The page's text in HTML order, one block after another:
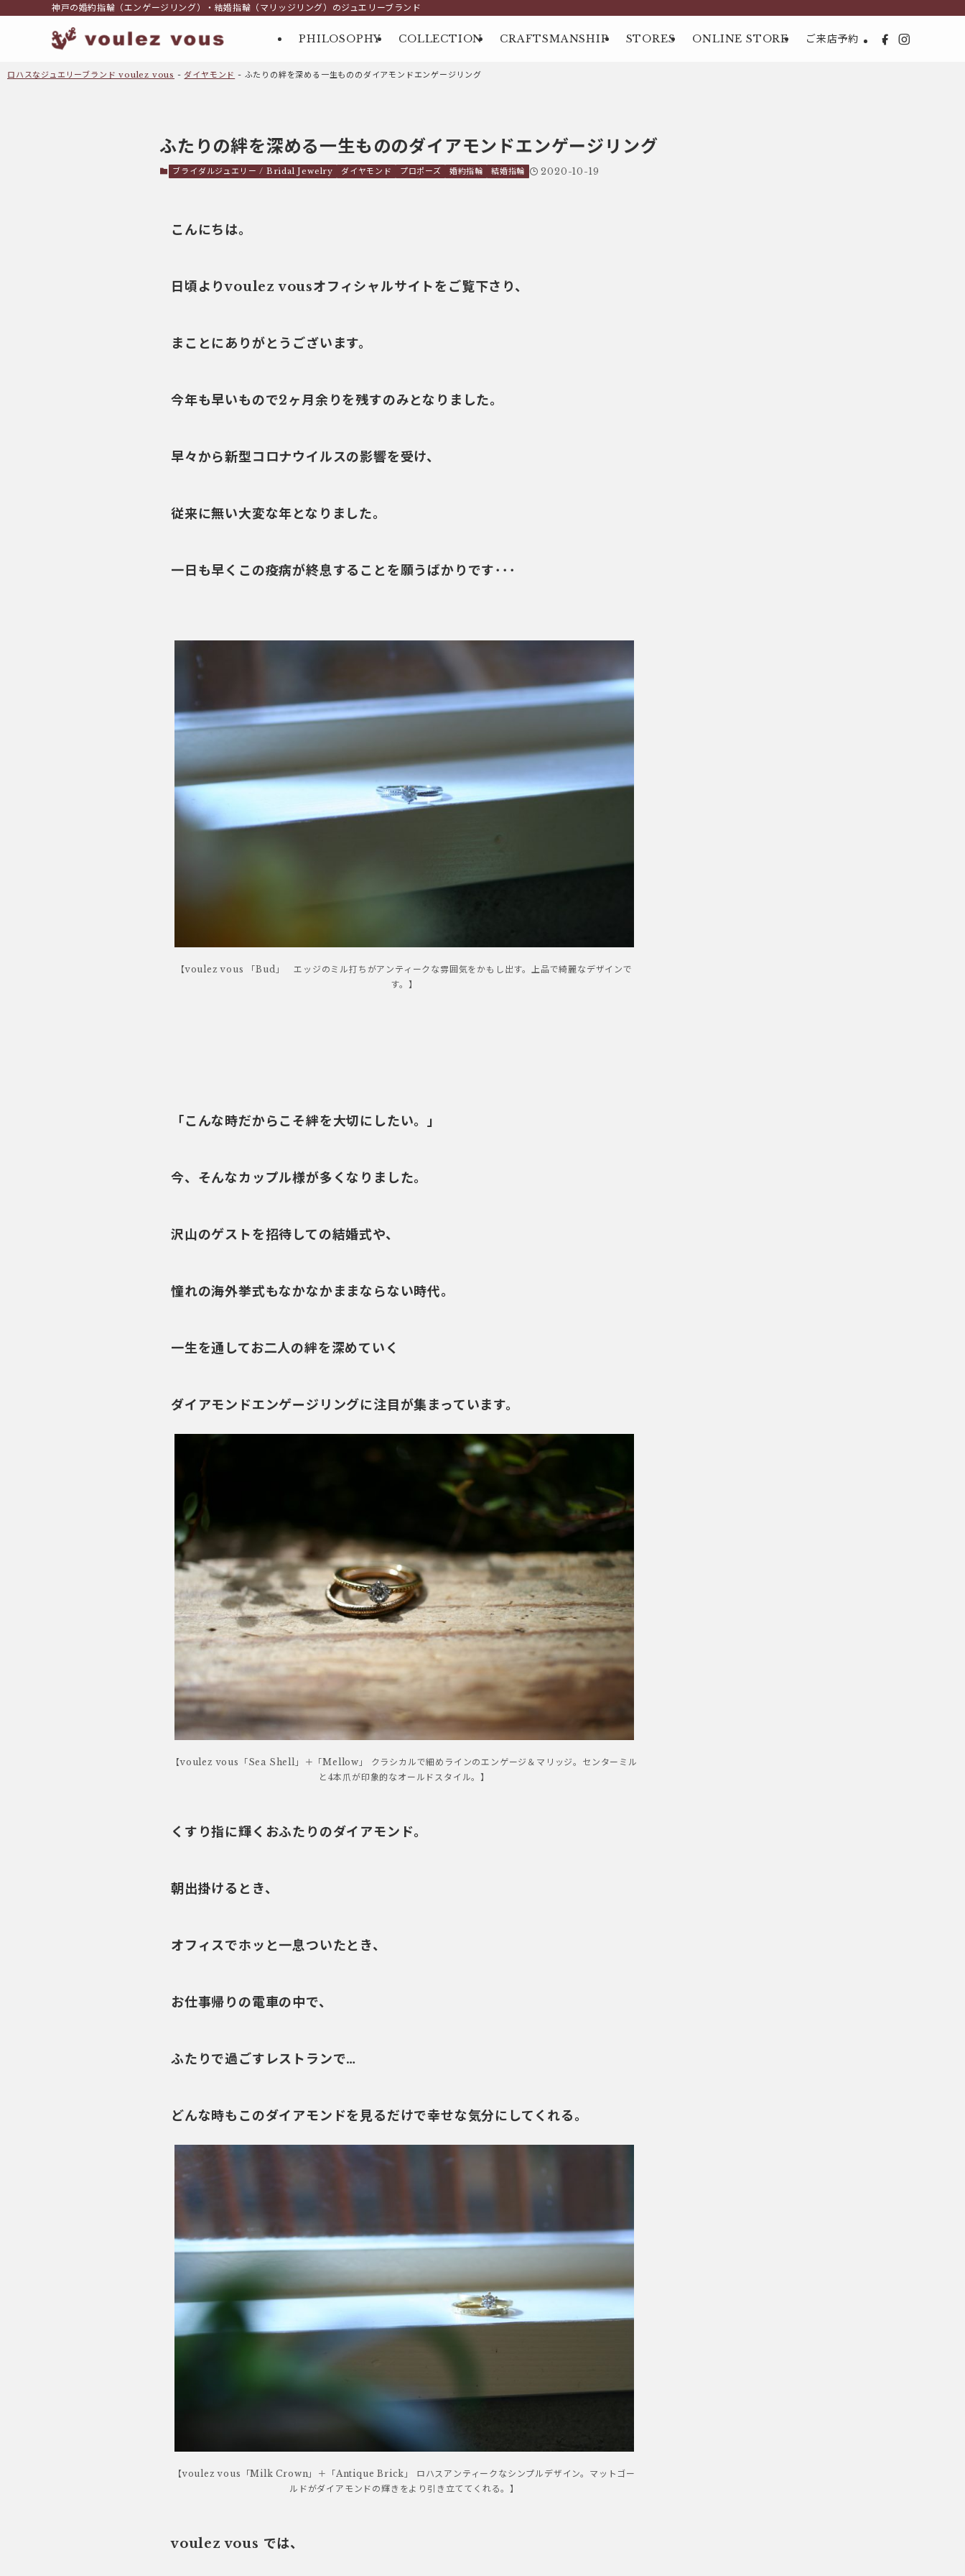
神戸の婚約指輪（エンゲージリング）・結婚指輪（マリッジリング）のジュエリーブランド
PHILOSOPHY COLLECTION CRAFTSMANSHIP STORES ONLINE STORE ご来店予約
ロハスなジュエリーブランド voulez vous - ダイヤモンド - ふたりの絆を深める一生もののダイアモンドエンゲージリング
ふたりの絆を深める一生もののダイアモンドエンゲージリング
ブライダルジュエリー / Bridal Jewelry ダイヤモンド プロポーズ 婚約指輪 結婚指輪 2020-10-19
こんにちは。
日頃よりvoulez vousオフィシャルサイトをご覧下さり、
まことにありがとうございます。
今年も早いもので2ヶ月余りを残すのみとなりました。
早々から新型コロナウイルスの影響を受け、
従来に無い大変な年となりました。
一日も早くこの疫病が終息することを願うばかりです･･･
【voulez vous 「Bud」 エッジのミル打ちがアンティークな雰囲気をかもし出す。上品で綺麗なデザインで
す。】
「こんな時だからこそ絆を大切にしたい。」
今、そんなカップル様が多くなりました。
沢山のゲストを招待しての結婚式や、
憧れの海外挙式もなかなかままならない時代。
一生を通してお二人の絆を深めていく
ダイアモンドエンゲージリングに注目が集まっています。
【voulez vous「Sea Shell」＋「Mellow」 クラシカルで細めラインのエンゲージ＆マリッジ。センターミル
と4本爪が印象的なオールドスタイル。】
くすり指に輝くおふたりのダイアモンド。
朝出掛けるとき、
オフィスでホッと一息ついたとき、
お仕事帰りの電車の中で、
ふたりで過ごすレストランで…
どんな時もこのダイアモンドを見るだけで幸せな気分にしてくれる。
【voulez vous「Milk Crown」＋「Antique Brick」 ロハスアンティークなシンプルデザイン。マットゴー
ルドがダイアモンドの輝きをより引き立ててくれる。】
voulez vous では、